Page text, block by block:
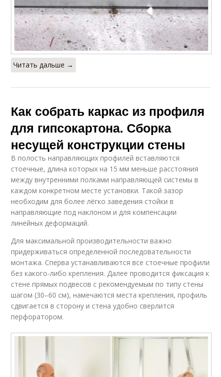
Читать дальше →
Как собрать каркас из профиля
для гипсокартона. Сборка
несущей конструкции стены
В полость направляющих профилей вставляются
стоечные, длина которых на 15 мм меньше расстояния
между внутренними полками направляющей системы в
каждом конкретном месте установки. Такой зазор
необходим для более лёгко заведения стойки в
направляющие под наклоном и для компенсации
линейных деформаций.
Для максимальной производительности важно
придерживаться определенной последовательности
монтажа. Сперва устанавливаются все стоечные профили
без какого-либо крепления. Далее проводится фиксация к
стене прямых подвесов с рекомендуемым по типу стены
шагом (30–60 см), намечаются места крепления, профиль
сдвигается в сторону и стена удобно сверлится
перфоратором.